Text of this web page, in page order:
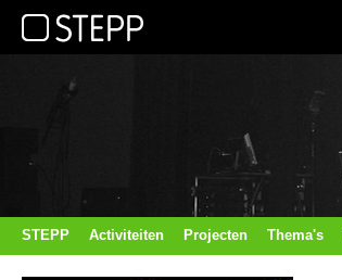
STEPP Activiteiten Projecten Thema's